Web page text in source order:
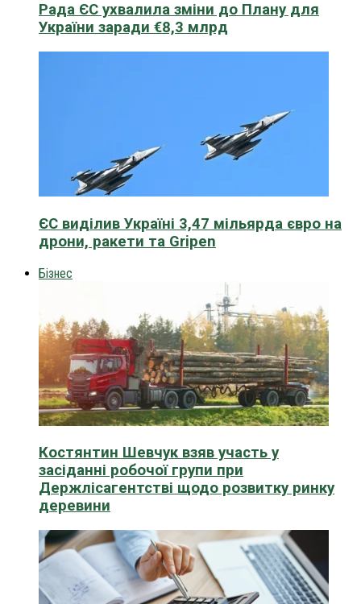
Рада ЄС ухвалила зміни до Плану для
України заради €8,3 млрд
ЄС виділив Україні 3,47 мільярда євро на
дрони, ракети та Gripen
Бізнес
Костянтин Шевчук взяв участь у
засіданні робочої групи при
Держлісагентстві щодо розвитку ринку
деревини